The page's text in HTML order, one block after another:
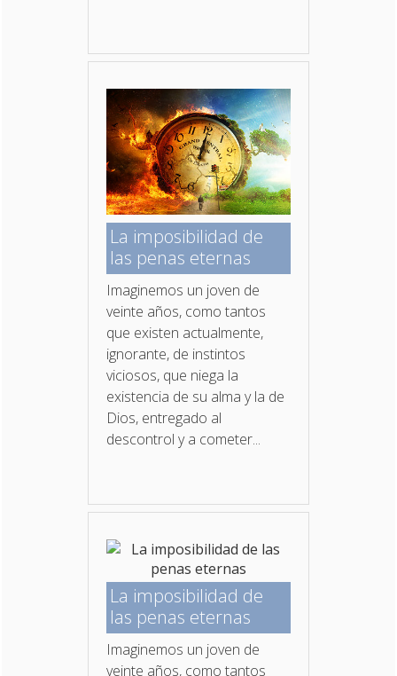
La imposibilidad de
las penas eternas
Imaginemos un joven de
veinte años, como tantos
que existen actualmente,
ignorante, de instintos
viciosos, que niega la
existencia de su alma y la de
Dios, entregado al
descontrol y a cometer...
La imposibilidad de
las penas eternas
Imaginemos un joven de
veinte años, como tantos